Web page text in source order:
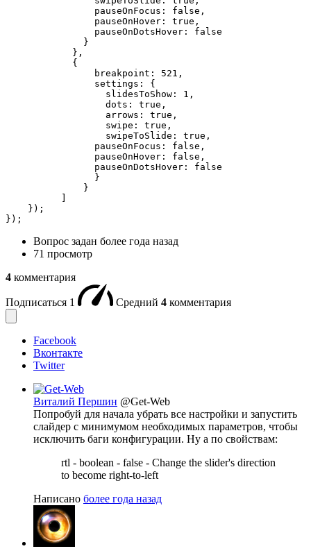
                pauseOnFocus: false,
                pauseOnHover: true,
                pauseOnDotsHover: false
              }
            },
            {
                breakpoint: 521,
                settings: {
                  slidesToShow: 1,
                  dots: true,
                  arrows: true,
                  swipe: true,
                  swipeToSlide: true,
                pauseOnFocus: false,
                pauseOnHover: false,
                pauseOnDotsHover: false
                }
              }
    });
});
Вопрос задан более года назад
71 просмотр
4 комментария
Подписаться 1 Средний 4 комментария
Facebook
Вконтакте
Twitter
Виталий Першин @Get-Web
Попробуй для начала убрать все настройки и запустить
слайдер с минимумом необходимых параметров, чтобы
исключить баги конфигурации. Ну а по свойствам:
rtl - boolean - false - Change the slider's direction
to become right-to-left
Написано более года назад